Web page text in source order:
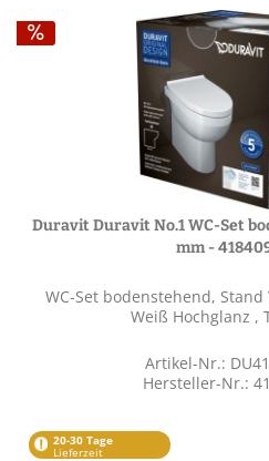
Duravit Duravit No.1 WC-Set
mm -
WC-Set bodenstehend, Stand
Weiß Hochglanz ,
Artikel-Nr.:
Hersteller-Nr.:
20-30 Tage
Lieferzeit